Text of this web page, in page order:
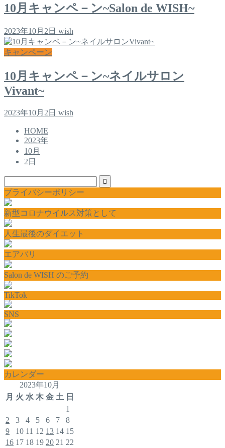
10月キャンペ－ン~Salon de WISH~
2023年10月2日 wish
キャンペーン
10月キャンペ－ン~ネイルサロン
Vivant~
2023年10月2日 wish
HOME
2023年
10月
2日
プライバシーポリシー
新型コロナウイルス対策として
人生最後のダイエット
エアバリ
Salon de WISH のご予約
TikTok
SNS
カレンダー
2023年10月
月 火 水 木 金 土 日
1
2
3 4 5 6 7
8
9
10 11 12 13 14 15
16 17 18 19 20 21 22